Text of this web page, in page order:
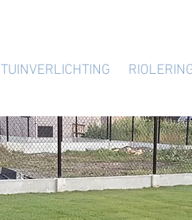
TUINVERLICHTING